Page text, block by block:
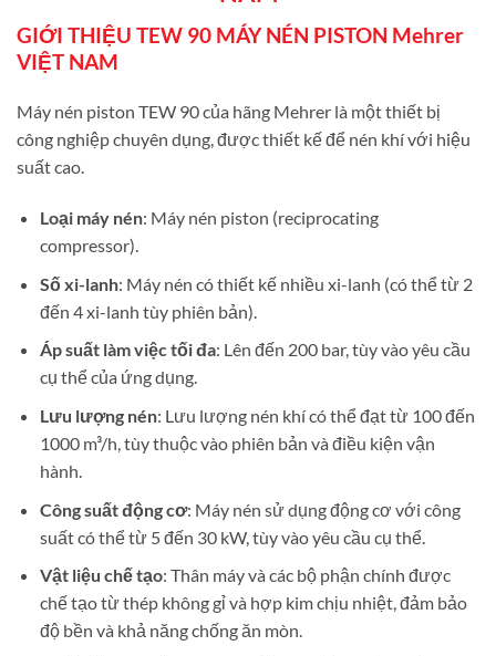
GIỚI THIỆU TEW 90 MÁY NÉN PISTON Mehrer
VIỆT NAM
Máy nén piston TEW 90 của hãng Mehrer là một thiết bị
công nghiệp chuyên dụng, được thiết kế để nén khí với hiệu
suất cao.
Loại máy nén: Máy nén piston (reciprocating
compressor).
Số xi-lanh: Máy nén có thiết kế nhiều xi-lanh (có thể từ 2
đến 4 xi-lanh tùy phiên bản).
Áp suất làm việc tối đa: Lên đến 200 bar, tùy vào yêu cầu
cụ thể của ứng dụng.
Lưu lượng nén: Lưu lượng nén khí có thể đạt từ 100 đến
1000 m³/h, tùy thuộc vào phiên bản và điều kiện vận
hành.
Công suất động cơ: Máy nén sử dụng động cơ với công
suất có thể từ 5 đến 30 kW, tùy vào yêu cầu cụ thể.
Vật liệu chế tạo: Thân máy và các bộ phận chính được
chế tạo từ thép không gỉ và hợp kim chịu nhiệt, đảm bảo
độ bền và khả năng chống ăn mòn.